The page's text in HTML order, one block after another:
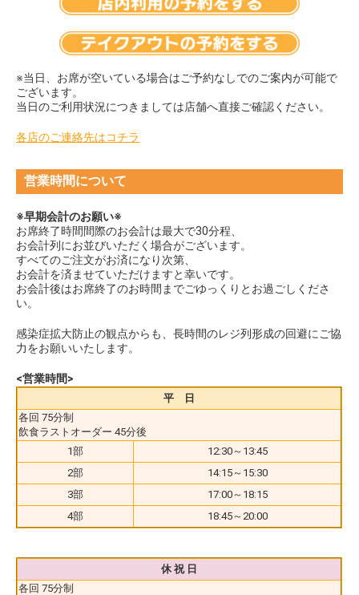
※当日、お席が空いている場合はご予約なしでのご案内が可能で
ございます。
当日のご利用状況につきましては店舗へ直接ご確認ください。
各店のご連絡先はコチラ
営業時間について
※早期会計のお願い※
お席終了時間間際のお会計は最大で30分程、
お会計列にお並びいただく場合がございます。
すべてのご注文がお済になり次第、
お会計を済ませていただけますと幸いです。
お会計後はお席終了のお時間までごゆっくりとお過ごしくださ
い。
感染症拡大防止の観点からも、長時間のレジ列形成の回避にご協
力をお願いいたします。
<営業時間>
平 日
各回 75分制
飲食ラストオーダー 45分後
1部
12:30～13:45
2部
14:15～15:30
3部
17:00～18:15
4部
18:45～20:00
休 祝 日
各回 75分制